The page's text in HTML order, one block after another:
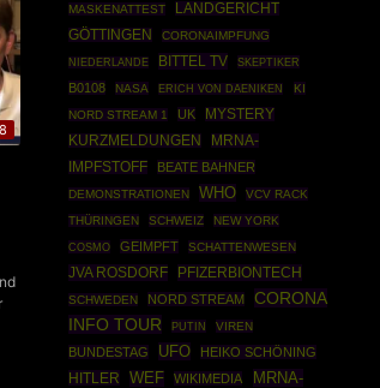
MASKENATTEST
LANDGERICHT
GÖTTINGEN
CORONAIMPFUNG
NIEDERLANDE BITTEL TV SKEPTIKER
B0108 NASA ERICH VON DAENIKEN
KI
NORD STREAM 1
UK
MYSTERY
KURZMELDUNGEN
MRNA-
IMPFSTOFF
BEATE BAHNER
DEMONSTRATIONEN WHO
VCV RACK
THÜRINGEN
SCHWEIZ
NEW YORK
COSMO
GEIMPFT SCHATTENWESEN
JVA ROSDORF PFIZERBIONTECH
SCHWEDEN NORD STREAM
CORONA
INFO TOUR
PUTIN VIREN
BUNDESTAG UFO HEIKO SCHÖNING
HITLER WEF WIKIMEDIA
MRNA-